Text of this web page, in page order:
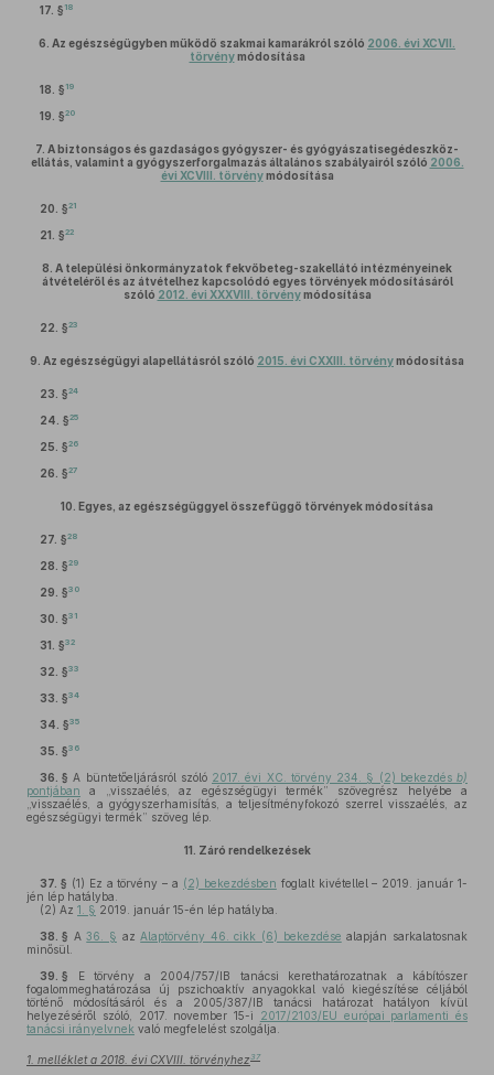
17. § 18
6. Az egészségügyben működő szakmai kamarákról szóló 2006. évi XCVII.
törvénymódosítása
18. § 19
19. §20
7. A biztonságos és gazdaságos gyógyszer- és gyógyászatisegédeszköz-
ellátás, valamint a gyógyszerforgalmazás általános szabályairól szóló 2006.
évi XCVIII. törvénymódosítása
20. §21
21. §22
8. A települési önkormányzatok fekvőbeteg-szakellátó intézményeinek
átvételéről és az átvételhez kapcsolódó egyes törvények módosításáról
szóló 2012. évi XXXVIII. törvénymódosítása
22. §23
9. Az egészségügyi alapellátásról szóló 2015. évi CXXIII. törvénymódosítása
23. §24
24. §25
25. §26
26. §27
10. Egyes, az egészségüggyel összefüggő törvények módosítása
27. §28
28. §29
29. §30
30. §31
31. §32
32. §33
33. §34
34. §35
35. §36
36. § A büntetőeljárásról szóló 2017. évi XC. törvény 234. § (2) bekezdés b)
pontjában a „visszaélés, az egészségügyi termék” szövegrész helyébe a
„visszaélés, a gyógyszerhamisítás, a teljesítményfokozó szerrel visszaélés, az
egészségügyi termék” szöveg lép.
11. Záró rendelkezések
37. § (1) Ez a törvény – a (2) bekezdésben foglalt kivétellel – 2019. január 1-
jén lép hatályba.
(2) Az 1. § 2019. január 15-én lép hatályba.
38. § A36. § az Alaptörvény 46. cikk (6) bekezdése alapján sarkalatosnak
minősül.
39. § E törvény a 2004/757/IB tanácsi kerethatározatnak a kábítószer
fogalommeghatározása új pszichoaktív anyagokkal való kiegészítése céljából
történő módosításáról és a 2005/387/IB tanácsi határozat hatályon kívül
helyezéséről szóló, 2017. november 15-i
2017/2103/EU európai parlamenti és
tanácsi irányelvnek való megfelelést szolgálja.
1. melléklet a 2018. évi CXVIII. törvényhez 37